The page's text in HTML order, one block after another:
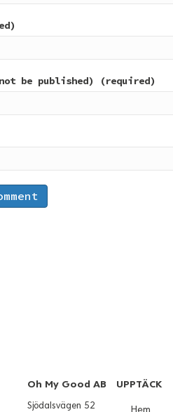
be published) (required)
Oh My Good AB
Sjödalsvägen 52
UPPTÄCK
Hem